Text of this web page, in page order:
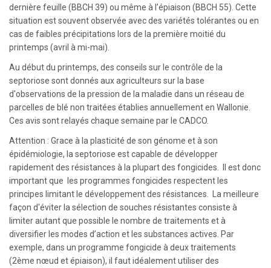
dernière feuille (BBCH 39) ou même à l’épiaison (BBCH 55). Cette
situation est souvent observée avec des variétés tolérantes ou en
cas de faibles précipitations lors de la première moitié du
printemps (avril à mi-mai).
Au début du printemps, des conseils sur le contrôle de la
septoriose sont donnés aux agriculteurs sur la base
d'observations de la pression de la maladie dans un réseau de
parcelles de blé non traitées établies annuellement en Wallonie.
Ces avis sont relayés chaque semaine par le CADCO.
Attention : Grace à la plasticité de son génome et à son
épidémiologie, la septoriose est capable de développer
rapidement des résistances à la plupart des fongicides. Il est donc
important que les programmes fongicides respectent les
principes limitant le développement des résistances. La meilleure
façon d'éviter la sélection de souches résistantes consiste à
limiter autant que possible le nombre de traitements et à
diversifier les modes d’action et les substances actives. Par
exemple, dans un programme fongicide à deux traitements
(2ème nœud et épiaison), il faut idéalement utiliser des